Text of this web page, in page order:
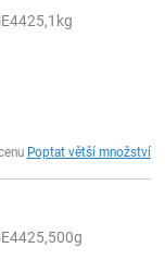
Poptat větší množství